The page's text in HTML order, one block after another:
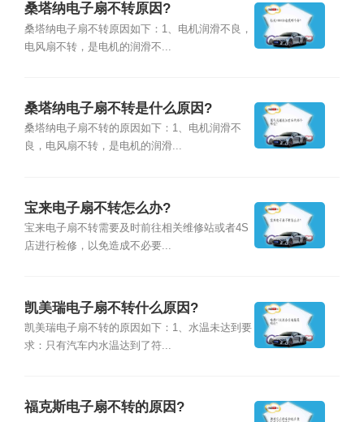
桑塔纳电子扇不转原因?
桑塔纳电子扇不转原因如下：1、电机润滑不良，
电风扇不转，是电机的润滑不...
桑塔纳电子扇不转是什么原因?
桑塔纳电子扇不转的原因如下：1、电机润滑不
良，电风扇不转，是电机的润滑...
宝来电子扇不转怎么办?
宝来电子扇不转需要及时前往相关维修站或者4S
店进行检修，以免造成不必要...
凯美瑞电子扇不转什么原因?
凯美瑞电子扇不转的原因如下：1、水温未达到要
求：只有汽车内水温达到了符...
福克斯电子扇不转的原因?